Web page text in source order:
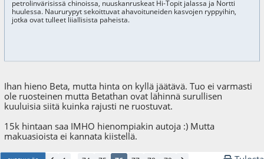
petrolinvärisissä chinoissa, nuuskanruskeat Hi-Topit jalassa ja Nortti
huulessa. Naururypyt sekoittuvat ahavoituneiden kasvojen ryppyihin,
jotka ovat tulleet liiallisista paheista.
Ihan hieno Beta, mutta hinta on kyllä jäätävä. Tuo ei varmasti
ole ruosteinen mutta Betathan ovat lähinnä surullisen
kuuluisia siitä kuinka rajusti ne ruostuvat.
15k hintaan saa IMHO hienompiakin autoja :) Mutta
makuasioista ei kannata kiistellä.